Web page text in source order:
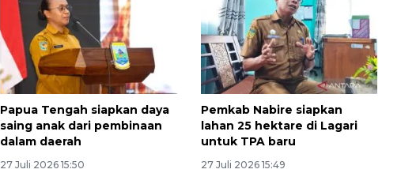
Papua Tengah siapkan daya
saing anak dari pembinaan
dalam daerah
27 Juli 2026 15:50
Pemkab Nabire siapkan
lahan 25 hektare di Lagari
untuk TPA baru
27 Juli 2026 15:49